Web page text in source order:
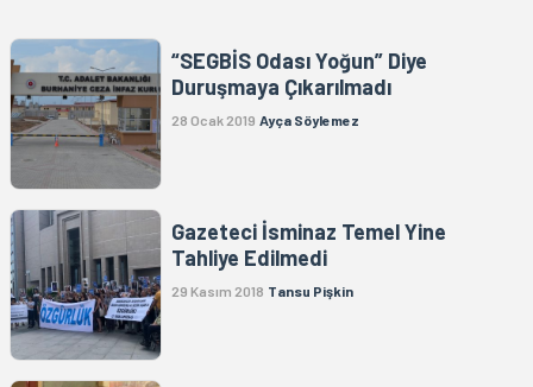
“SEGBİS Odası Yoğun” Diye
Duruşmaya Çıkarılmadı
28 Ocak 2019 Ayça Söylemez
Gazeteci İsminaz Temel Yine
Tahliye Edilmedi
29 Kasım 2018 Tansu Pişkin